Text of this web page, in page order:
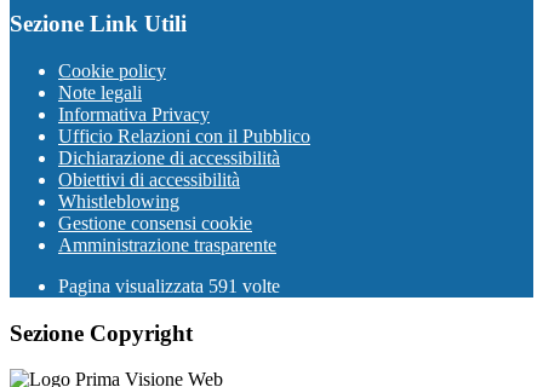
Sezione Link Utili
Cookie policy
Note legali
Informativa Privacy
Ufficio Relazioni con il Pubblico
Dichiarazione di accessibilità
Obiettivi di accessibilità
Whistleblowing
Gestione consensi cookie
Amministrazione trasparente
Pagina visualizzata 591 volte
Sezione Copyright